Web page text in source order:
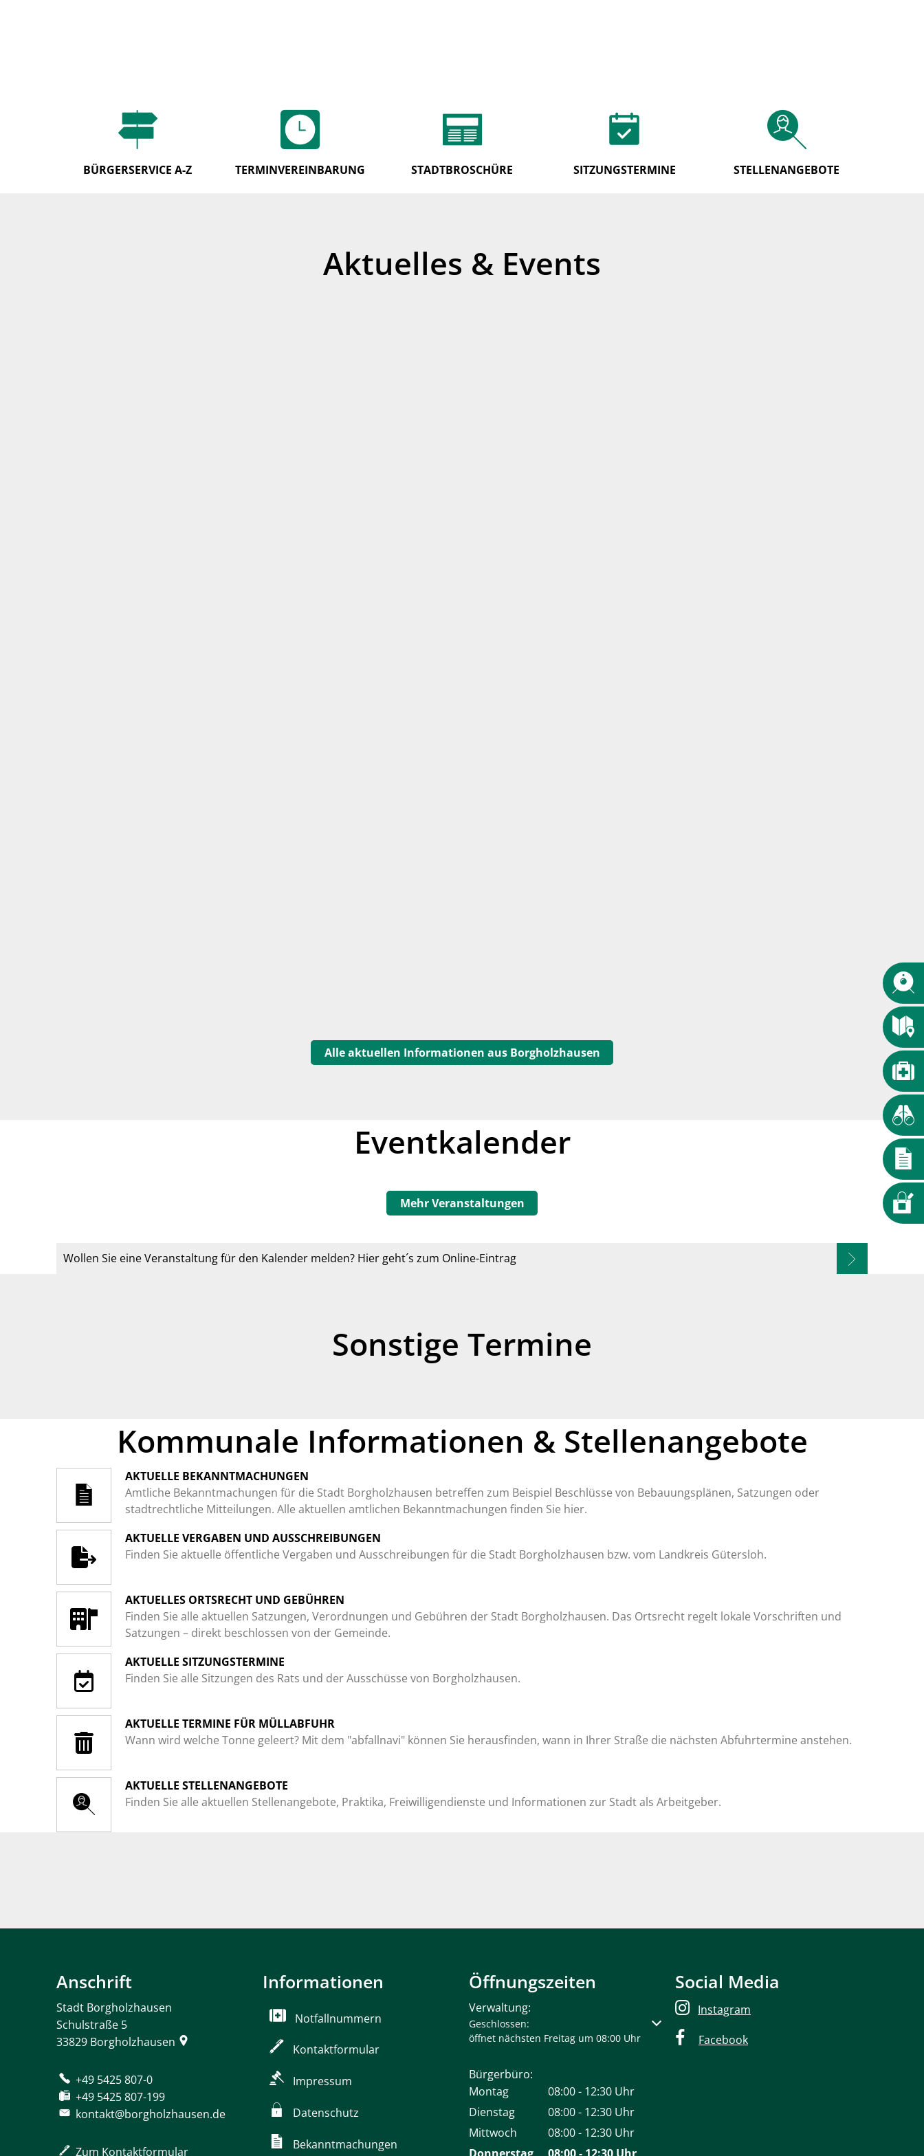
BÜRGERSERVICE A-Z TERMINVEREINBARUNG STADTBROSCHÜRE SITZUNGSTERMINE STELLENANGEBOTE
Aktuelles & Events
Alle aktuellen Informationen aus Borgholzhausen
Eventkalender
Mehr Veranstaltungen
Wollen Sie eine Veranstaltung für den Kalender melden? Hier geht´s zum Online-Eintrag
Sonstige Termine
Kommunale Informationen & Stellenangebote
AKTUELLE BEKANNTMACHUNGEN
Amtliche Bekanntmachungen für die Stadt Borgholzhausen betreffen zum Beispiel Beschlüsse von Bebauungsplänen, Satzungen oder
stadtrechtliche Mitteilungen. Alle aktuellen amtlichen Bekanntmachungen finden Sie hier.
AKTUELLE VERGABEN UND AUSSCHREIBUNGEN
Finden Sie aktuelle öffentliche Vergaben und Ausschreibungen für die Stadt Borgholzhausen bzw. vom Landkreis Gütersloh.
AKTUELLES ORTSRECHT UND GEBÜHREN
Finden Sie alle aktuellen Satzungen, Verordnungen und Gebühren der Stadt Borgholzhausen. Das Ortsrecht regelt lokale Vorschriften und
Satzungen – direkt beschlossen von der Gemeinde.
AKTUELLE SITZUNGSTERMINE
Finden Sie alle Sitzungen des Rats und der Ausschüsse von Borgholzhausen.
AKTUELLE TERMINE FÜR MÜLLABFUHR
Wann wird welche Tonne geleert? Mit dem "abfallnavi" können Sie herausfinden, wann in Ihrer Straße die nächsten Abfuhrtermine anstehen.
AKTUELLE STELLENANGEBOTE
Finden Sie alle aktuellen Stellenangebote, Praktika, Freiwilligendienste und Informationen zur Stadt als Arbeitgeber.
Anschrift
Stadt Borgholzhausen
Schulstraße 5
33829 Borgholzhausen
+49 5425 807-0
+49 5425 807-199
kontakt@borgholzhausen.de
Zum Kontaktformular
Informationen
Notfallnummern
Kontaktformular
Impressum
Datenschutz
Bekanntmachungen
Öffnungszeiten
Verwaltung:
Klicken, um weitere Öffnungs- oder Schließzeiten auszublenden
Geschlossen:
öffnet nächsten Freitag um 08:00 Uhr
Bürgerbüro:
Montag
08:00- 12:30 Uhr
Von 08:00 bis 12:30 Uhr
Dienstag 08:00- 12:30 Uhr
Von 08:00 bis 12:30 Uhr
Mittwoch 08:00- 12:30 Uhr
Von 08:00 bis 12:30 Uhr
Social Media
Instagram
Facebook